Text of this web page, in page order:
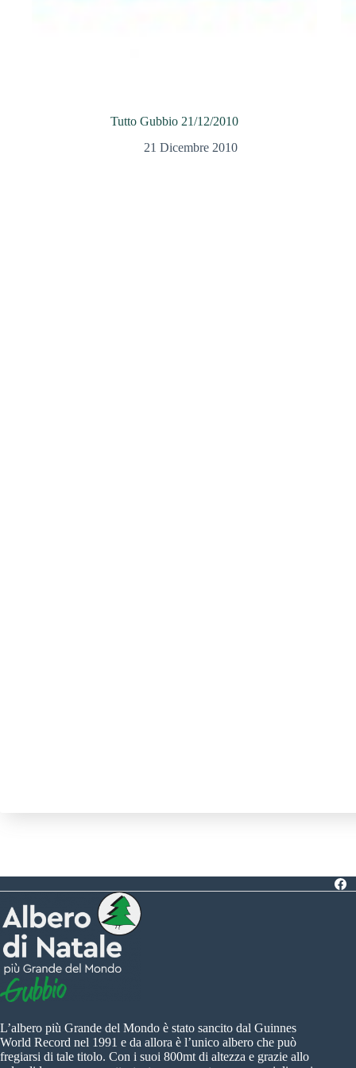
Tutto Gubbio 21/12/2010
21 Dicembre 2010
L’albero più Grande del Mondo è stato sancito dal Guinnes
World Record nel 1991 e da allora è l’unico albero che può
fregiarsi di tale titolo. Con i suoi 800mt di altezza e grazie allo